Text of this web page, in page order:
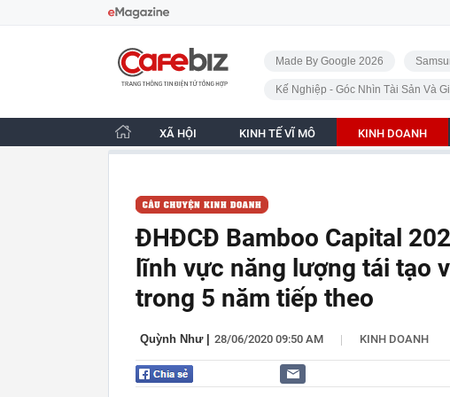
CafeBiz - Trang chủ
Made By Google 2026
Kế Nghiệp - Góc Nhìn Tài Sản Và
XÃ HỘI KINH TẾ VĨ MÔ KINH DOANH
ĐHĐCĐ Bamboo Capital
lĩnh vực năng lượng tái tạo
trong 5 năm tiếp theo
Quỳnh Như| 28/06/2020 09:50 AM | KINH DOANH